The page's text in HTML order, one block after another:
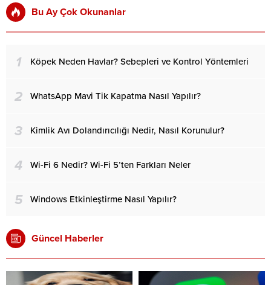
Bu Ay Çok Okunanlar
1 Köpek Neden Havlar? Sebepleri ve Kontrol Yöntemleri
2 WhatsApp Mavi Tik Kapatma Nasıl Yapılır?
3 Kimlik Avı Dolandırıcılığı Nedir, Nasıl Korunulur?
4 Wi-Fi 6 Nedir? Wi-Fi 5’ten Farkları Neler
5 Windows Etkinleştirme Nasıl Yapılır?
Güncel Haberler